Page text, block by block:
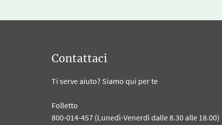
Contattaci
Ti serve aiuto? Siamo qui per te
Folletto
800-014-457 (Lunedì-Venerdì dalle 8.30 alle 18.00)